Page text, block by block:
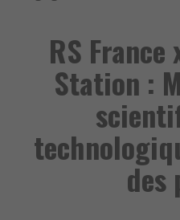
RS France
Station :
des